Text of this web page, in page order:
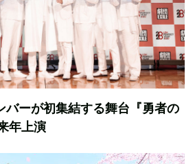
バーが初集結する舞台『勇者の
年上演